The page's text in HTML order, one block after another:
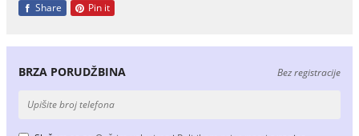
Share Pin it
BRZA PORUDŽBINA Bez registracije